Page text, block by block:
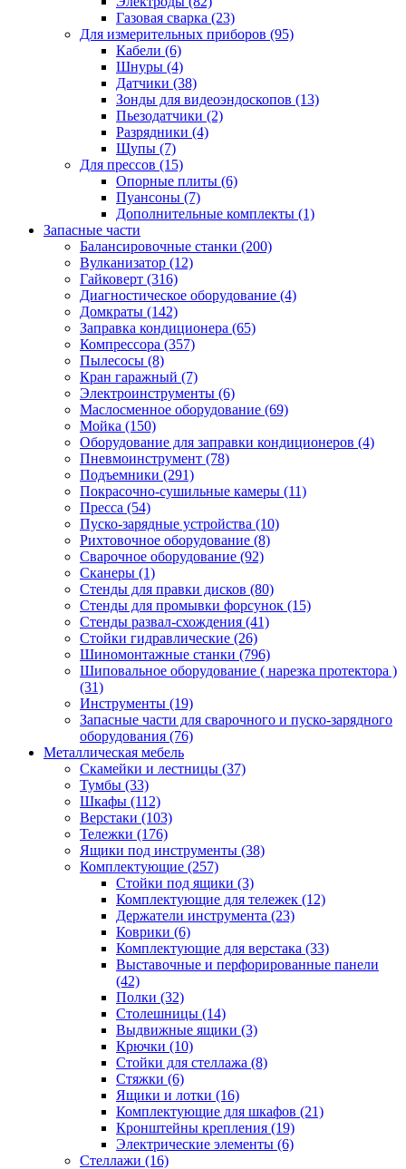
Газовая сварка (23)
Для измерительных приборов (95)
Кабели (6)
Шнуры (4)
Датчики (38)
Зонды для видеоэндоскопов (13)
Пьезодатчики (2)
Разрядники (4)
Щупы (7)
Для прессов (15)
Опорные плиты (6)
Пуансоны (7)
Дополнительные комплекты (1)
Запасные части
Балансировочные станки (200)
Вулканизатор (12)
Гайковерт (316)
Диагностическое оборудование (4)
Домкраты (142)
Заправка кондиционера (65)
Компрессора (357)
Пылесосы (8)
Кран гаражный (7)
Электроинструменты (6)
Маслосменное оборудование (69)
Мойка (150)
Оборудование для заправки кондиционеров (4)
Пневмоинструмент (78)
Подъемники (291)
Покрасочно-сушильные камеры (11)
Пресса (54)
Пуско-зарядные устройства (10)
Рихтовочное оборудование (8)
Сварочное оборудование (92)
Сканеры (1)
Стенды для правки дисков (80)
Стенды для промывки форсунок (15)
Стенды развал-схождения (41)
Стойки гидравлические (26)
Шиномонтажные станки (796)
Шиповальное оборудование ( нарезка протектора )
(31)
Инструменты (19)
Запасные части для сварочного и пуско-зарядного
оборудования (76)
Металлическая мебель
Скамейки и лестницы (37)
Тумбы (33)
Шкафы (112)
Верстаки (103)
Тележки (176)
Ящики под инструменты (38)
Комплектующие (257)
Стойки под ящики (3)
Комплектующие для тележек (12)
Держатели инструмента (23)
Коврики (6)
Комплектующие для верстака (33)
Выставочные и перфорированные панели
(42)
Полки (32)
Столешницы (14)
Выдвижные ящики (3)
Крючки (10)
Стойки для стеллажа (8)
Стяжки (6)
Ящики и лотки (16)
Комплектующие для шкафов (21)
Кронштейны крепления (19)
Электрические элементы (6)
Стеллажи (16)